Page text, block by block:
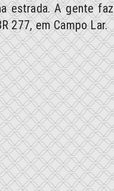
estrada. A gente faz
277, em Campo Lar.